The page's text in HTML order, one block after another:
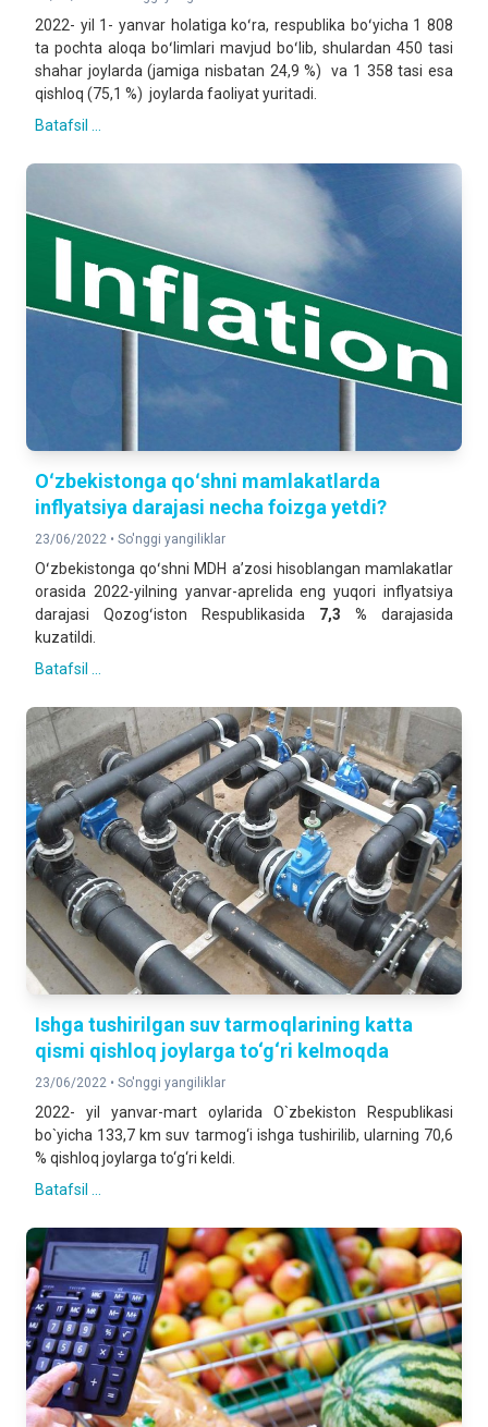
2022- yil 1- yanvar holatiga koʻra, respublika boʻyicha 1 808
ta pochta aloqa boʻlimlari mavjud boʻlib, shulardan 450 tasi
shahar joylarda (jamiga nisbatan 24,9 %) va 1 358 tasi esa
qishloq (75,1 %) joylarda faoliyat yuritadi.
Batafsil ...
Oʻzbekistonga qoʻshni mamlakatlarda
inflyatsiya darajasi necha foizga yetdi?
23/06/2022 • So'nggi yangiliklar
Oʻzbekistonga qoʻshni MDH aʼzosi hisoblangan mamlakatlar
orasida 2022-yilning yanvar-aprelida eng yuqori inflyatsiya
darajasi Qozogʻiston Respublikasida 7,3 % darajasida
kuzatildi.
Batafsil ...
Ishga tushirilgan suv tarmoqlarining katta
qismi qishloq joylarga to‘g‘ri kelmoqda
23/06/2022 • So'nggi yangiliklar
2022- yil yanvar-mart oylarida O`zbekiston Respublikasi
bo`yicha 133,7 km suv tarmog‘i ishga tushirilib, ularning 70,6
% qishloq joylarga to‘g‘ri keldi.
Batafsil ...